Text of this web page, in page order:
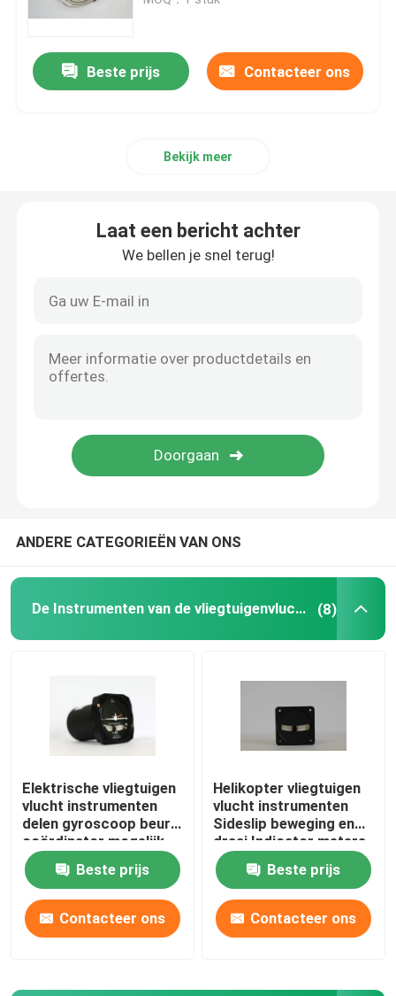
De Maat van de Cilinderkoptemperatuur
De Maat van de vliegtuigendruk
Digitale Vliegtuigentachometer
Beste prijs Contacteer ons
Bekijk meer
Laat een bericht achter
We bellen je snel terug!
ANDERE CATEGORIEËN VAN ONS
De Instrumenten van de vliegtuigenvlucht (8)
Elektrische vliegtuigen
vlucht instrumenten
delen gyroscoop beurt
coördinator mogelijk
BZW-4B
Beste prijs
Contacteer ons
Helikopter vliegtuigen
vlucht instrumenten
Sideslip beweging en
draai Indicator meters
TSJY-1
Beste prijs
Contacteer ons